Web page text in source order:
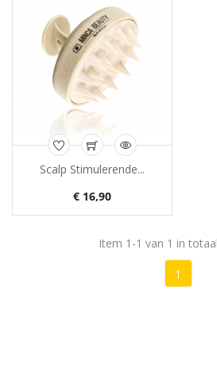
Scalp Stimulerende...
€ 16,90
Item 1-1 van 1 in
1